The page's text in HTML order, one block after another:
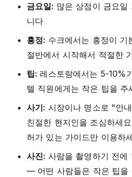
금요일: 많은 상점이 금요일
니다
흥정: 수크에서는 흥정이
절반에서 시작해서 적절한
팁: 레스토랑에서는 5-10%
텔 직원에게는 작은 팁을 주
사기: 시장이나 명소로 "안
친절한 현지인을 조심하세
허가 있는 가이드만 이용하
사진: 사람을 촬영하기 전에
— 어떤 사람들은 작은 팁을